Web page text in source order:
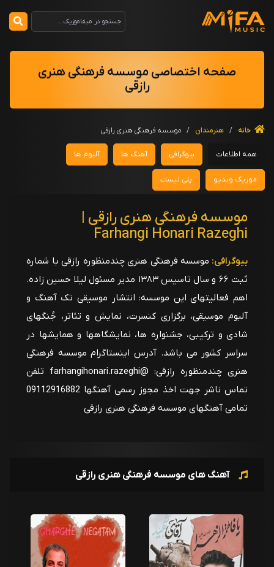
صفحه اختصاصی موسسه فرهنگی هنری
رازقی
خانه / هنرمندان / موسسه فرهنگی هنری رازقی
همه اطلاعات بیوگرافی آهنگ ها آلبوم ها
موزیک ویدیو پلی لیست
موسسه فرهنگی هنری رازقی |
Farhangi Honari Razeghi
بیوگرافی: موسسه فرهنگی هنری چندمنظوره رازقی با شماره
ثبت ۶۶ و سال تاسیس ۱۳۸۳ مدیر مسئول لیلا حسین زاده.
اهم فعالیتهای این موسسه: انتشار موسیقی تک آهنگ و
آلبوم موسیقی، برگزاری کنسرت، نمایش و تئاتر، جُنگهای
شادی و ترکیبی، جشنواره ها، نمایشگاهها و همایشها در
سراسر کشور می باشد. آدرس اینستاگرام موسسه فرهنگی
هنری چندمنظوره رازقی: @farhangihonari.razeghi تلفن
تماس ناشر جهت اخذ مجوز رسمی آهنگها 09112916882
تمامی آهنگهای موسسه فرهنگی هنری رازقی
آهنگ های موسسه فرهنگی هنری رازقی